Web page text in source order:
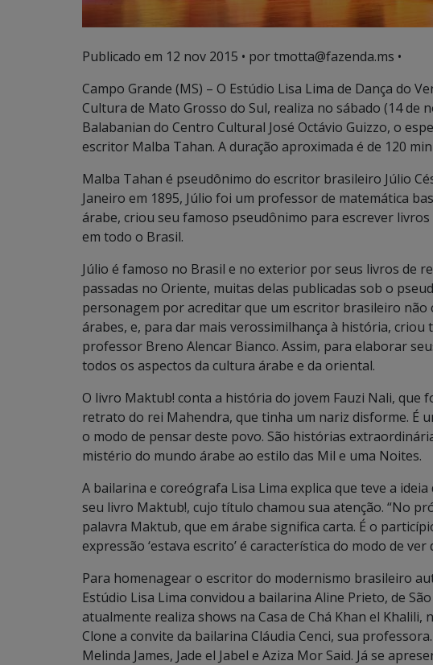
Publicado em 12 nov 2015 • por tmotta@fazenda.ms •
Campo Grande (MS) – O Estúdio Lisa Lima de Dança do
Cultura de Mato Grosso do Sul, realiza no sábado (14 de
Balabanian do Centro Cultural José Octávio Guizzo, o
escritor Malba Tahan. A duração aproximada é de 120
Malba Tahan é pseudônimo do escritor brasileiro Júlio
Janeiro em 1895, Júlio foi um professor de matemática
árabe, criou seu famoso pseudônimo para escrever
em todo o Brasil.
Júlio é famoso no Brasil e no exterior por seus livros de
passadas no Oriente, muitas delas publicadas sob o
personagem por acreditar que um escritor brasileiro não
árabes, e, para dar mais verossimilhança à história,
professor Breno Alencar Bianco. Assim, para elaborar
todos os aspectos da cultura árabe e da oriental.
O livro Maktub! conta a história do jovem Fauzi Nali,
retrato do rei Mahendra, que tinha um nariz disforme. É
o modo de pensar deste povo. São histórias
mistério do mundo árabe ao estilo das Mil e uma Noites.
A bailarina e coreógrafa Lisa Lima explica que teve a
seu livro Maktub!, cujo título chamou sua atenção. “No
palavra Maktub, que em árabe significa carta. É o
expressão ‘estava escrito’ é característica do modo de
Para homenagear o escritor do modernismo brasileiro
Estúdio Lisa Lima convidou a bailarina Aline Prieto, de
atualmente realiza shows na Casa de Chá Khan el Khalili,
Clone a convite da bailarina Cláudia Cenci, sua
Melinda James, Jade el Jabel e Aziza Mor Said. Já se